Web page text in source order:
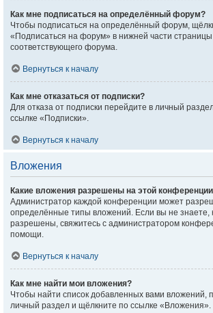
Как мне подписаться на определённый форум?
Чтобы подписаться на определённый форум,
«Подписаться на форум» в нижней части
соответствующего форума.
Вернуться к началу
Как мне отказаться от подписки?
Для отказа от подписки перейдите в личный
ссылке «Подписки».
Вернуться к началу
Вложения
Какие вложения разрешены на этой
Администратор каждой конференции может
определённые типы вложений. Если вы не знаете,
разрешены, свяжитесь с администратором
помощи.
Вернуться к началу
Как мне найти мои вложения?
Чтобы найти список добавленных вами вложений,
личный раздел и щёлкните по ссылке «Вложения».